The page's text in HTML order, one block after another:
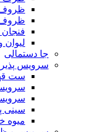
ظروف
فنجان
لیوان
جا دستمالی
سرویس
ست
سینی
میوه